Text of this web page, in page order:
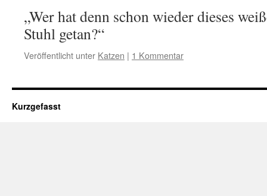
„Wer hat denn schon wieder dieses
Stuhl getan?“
Veröffentlicht unter Katzen | 1 Kommentar
Kurzgefasst